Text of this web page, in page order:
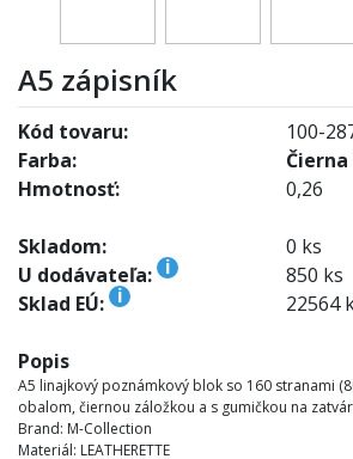
A5 zápisník
Kód tovaru:
100-
Farba:
Čierna
Hmotnosť:
0,26
Skladom:
0 ks
U dodávateľa:
i
850 ks
Sklad EÚ:
i 22564
Popis
A5 linajkový poznámkový blok so 160 stranami
obalom, čiernou záložkou a s gumičkou na
Brand: M-Collection
Materiál: LEATHERETTE